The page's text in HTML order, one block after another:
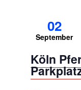
02
September
Köln